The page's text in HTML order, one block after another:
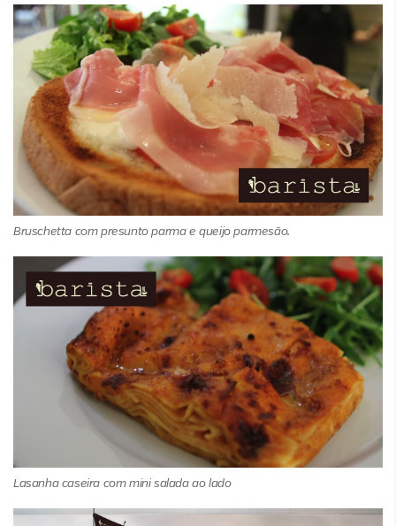
Bruschetta com presunto parma e queijo parmesão.
Lasanha caseira com mini salada ao lado